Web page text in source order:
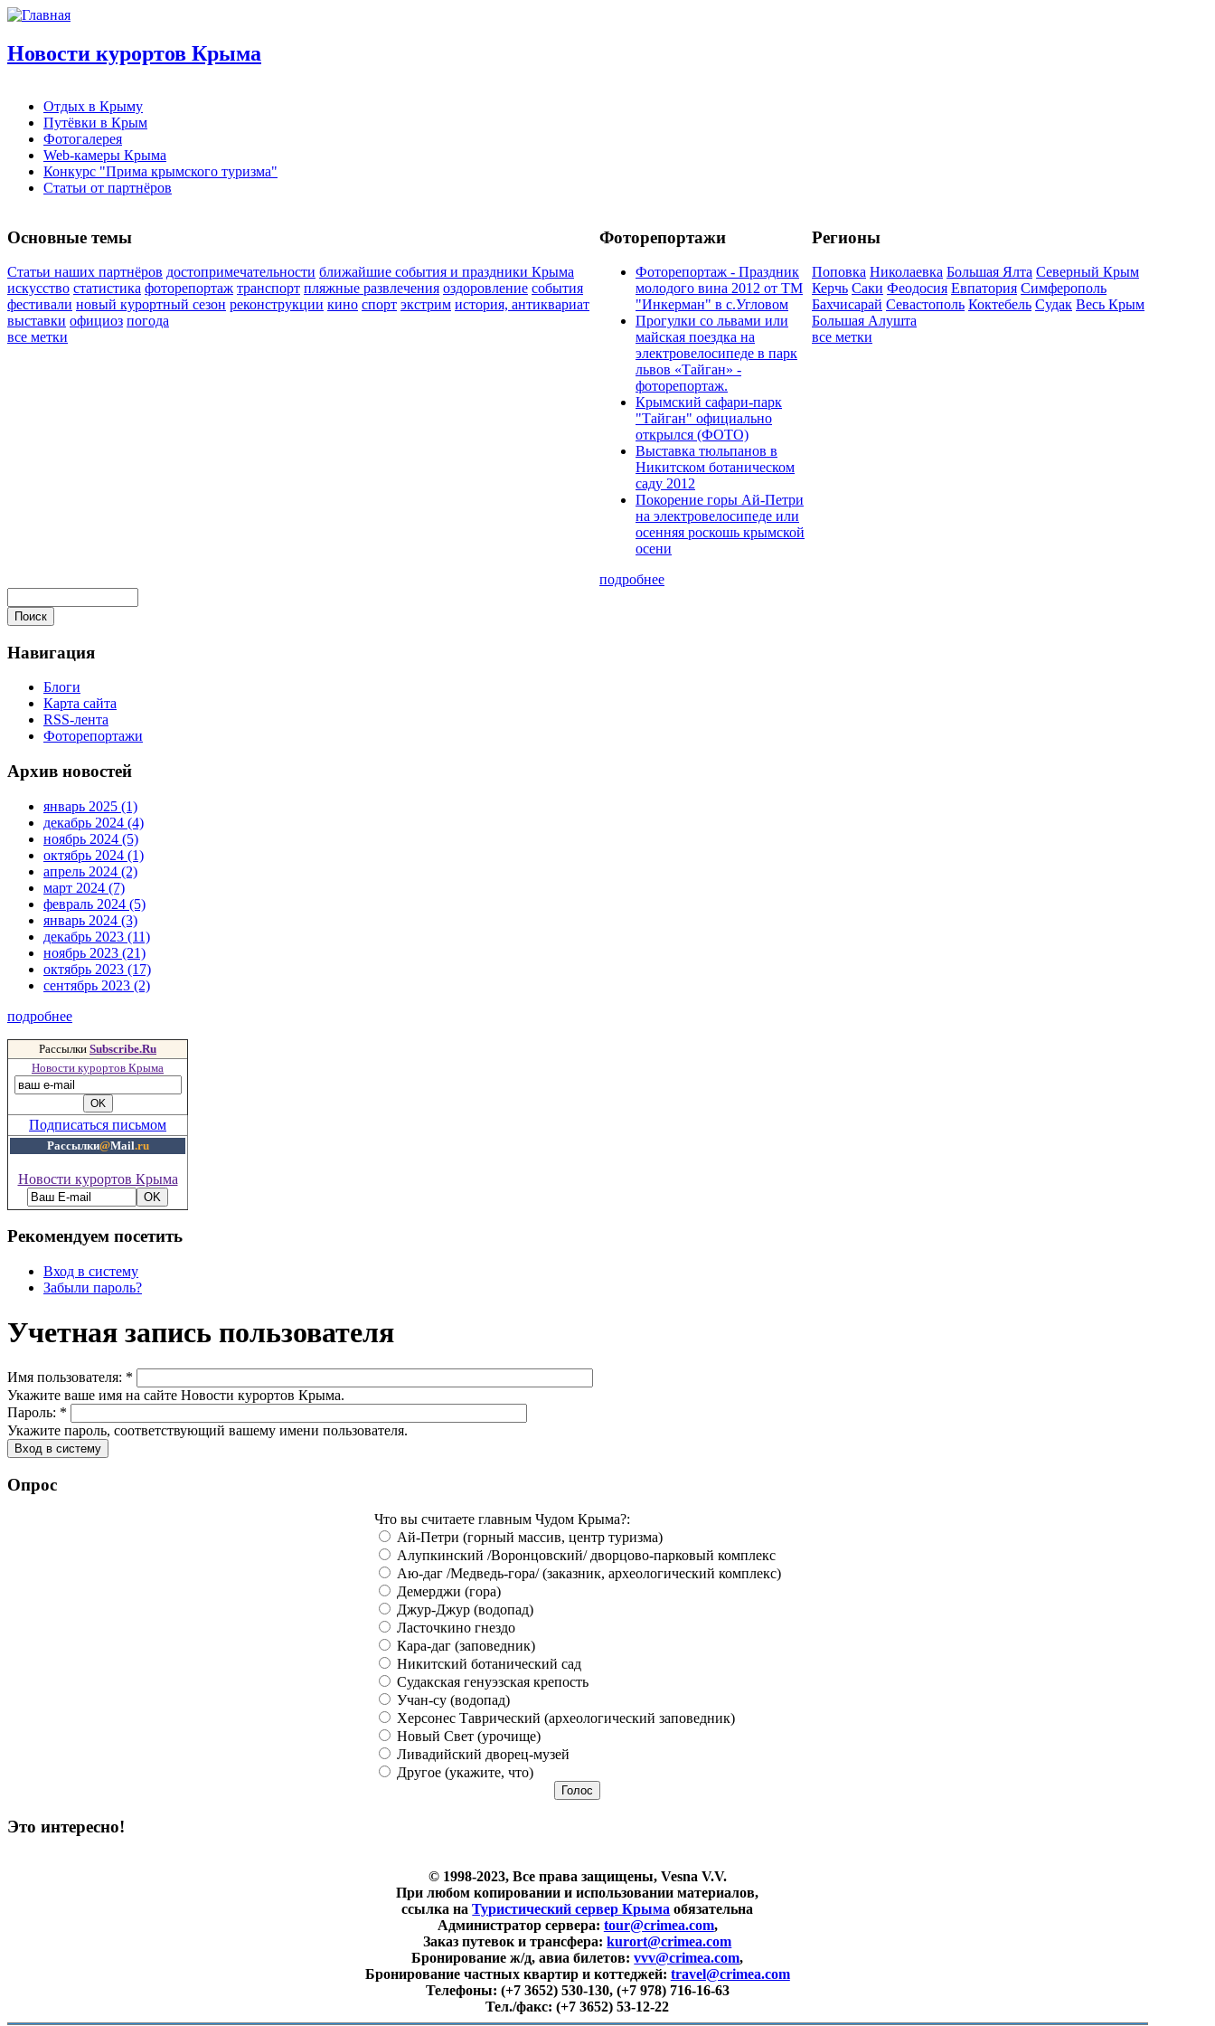
Новости курортов Крыма
Отдых в Крыму
Путёвки в Крым
Фотогалерея
Web-камеры Крыма
Конкурс "Прима крымского туризма"
Статьи от партнёров
Основные темы
Статьи наших партнёров достопримечательности ближайшие события и праздники Крыма
искусство статистика фоторепортаж транспорт пляжные развлечения оздоровление события
фестивали новый курортный сезон реконструкции кино спорт экстрим история, антиквариат
выставки официоз погода
все метки
Фоторепортажи
Фоторепортаж - Праздник
молодого вина 2012 от ТМ
"Инкерман" в с.Угловом
Прогулки cо львами или
майская поездка на
электровелосипеде в парк
львов «Тайган» -
фоторепортаж.
Крымский сафари-парк
"Тайган" официально
открылся (ФОТО)
Выставка тюльпанов в
Никитском ботаническом
саду 2012
Покорение горы Ай-Петри
на электровелосипеде или
осенняя роскошь крымской
осени
подробнее
Регионы
Поповка Николаевка Большая Ялта Северный Крым
Керчь Саки Феодосия Евпатория Симферополь
Бахчисарай Севастополь Коктебель Судак Весь Крым
Большая Алушта
все метки
Навигация
Блоги
Карта сайта
RSS-лента
Фоторепортажи
Архив новостей
январь 2025 (1)
декабрь 2024 (4)
ноябрь 2024 (5)
октябрь 2024 (1)
апрель 2024 (2)
март 2024 (7)
февраль 2024 (5)
январь 2024 (3)
декабрь 2023 (11)
ноябрь 2023 (21)
октябрь 2023 (17)
сентябрь 2023 (2)
подробнее
Рассылки Subscribe.Ru
Новости курортов Крыма
Подписаться письмом
Рассылки@Mail.ru
Новости курортов Крыма
Рекомендуем посетить
Вход в систему
Забыли пароль?
Учетная запись пользователя
Имя пользователя: *
Укажите ваше имя на сайте Новости курортов Крыма.
Пароль: *
Укажите пароль, соответствующий вашему имени пользователя.
Опрос
Что вы считаете главным Чудом Крыма?:
Ай-Петри (горный массив, центр туризма)
Алупкинский /Воронцовский/ дворцово-парковый комплекс
Аю-даг /Медведь-гора/ (заказник, археологический комплекс)
Демерджи (гора)
Джур-Джур (водопад)
Ласточкино гнездо
Кара-даг (заповедник)
Никитский ботанический сад
Судакская генуэзская крепость
Учан-су (водопад)
Херсонес Таврический (археологический заповедник)
Новый Свет (урочище)
Ливадийский дворец-музей
Другое (укажите, что)
Это интересно!
© 1998-2023, Все права защищены, Vesna V.V.
При любом копировании и использовании материалов,
ссылка наТуристический сервер Крыма обязательна
Администратор сервера: tour@crimea.com,
Заказ путевок и трансфера:kurort@crimea.com
Бронирование ж/д, авиа билетов:vvv@crimea.com,
Бронирование частных квартир и коттеджей: travel@crimea.com
Телефоны: (+7 3652) 530-130, (+7 978) 716-16-63
Тел./факс:(+7 3652) 53-12-22